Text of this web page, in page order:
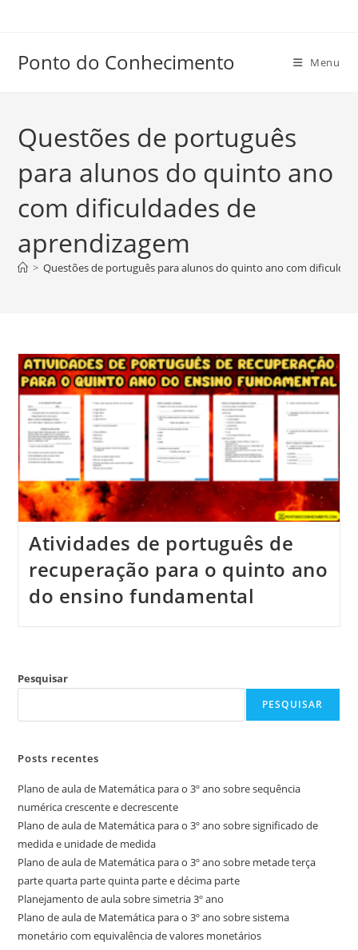
conteúdo
Ponto do Conhecimento Menu
Questões de português
para alunos do quinto ano
com dificuldades de
aprendizagem
> Questões de português para alunos do quinto ano com
Atividades de português de
recuperação para o quinto ano
do ensino fundamental
Pesquisar
PESQUISAR
Posts recentes
Plano de aula de Matemática para o 3º ano sobre sequência
numérica crescente e decrescente
Plano de aula de Matemática para o 3º ano sobre significado de
medida e unidade de medida
Plano de aula de Matemática para o 3º ano sobre metade terça
parte quarta parte quinta parte e décima parte
Planejamento de aula sobre simetria 3º ano
Plano de aula de Matemática para o 3º ano sobre sistema
monetário com equivalência de valores monetários